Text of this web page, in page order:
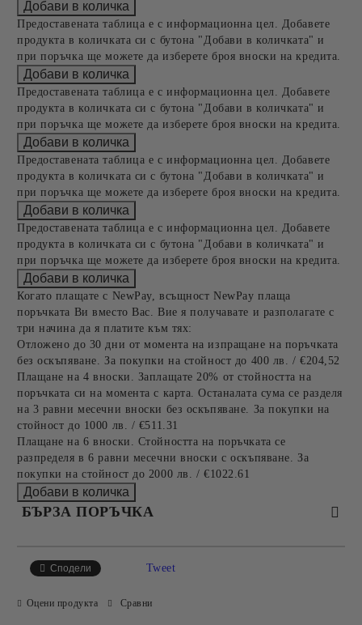
Предоставената таблица е с информационна цел. Добавете
продукта в количката си с бутона "Добави в количката" и
при поръчка ще можете да изберете броя вноски на кредита.
Предоставената таблица е с информационна цел. Добавете
продукта в количката си с бутона "Добави в количката" и
при поръчка ще можете да изберете броя вноски на кредита.
Предоставената таблица е с информационна цел. Добавете
продукта в количката си с бутона "Добави в количката" и
при поръчка ще можете да изберете броя вноски на кредита.
Предоставената таблица е с информационна цел. Добавете
продукта в количката си с бутона "Добави в количката" и
при поръчка ще можете да изберете броя вноски на кредита.
Когато плащате с NewPay, всъщност NewPay плаща
поръчката Ви вместо Вас. Вие я получавате и разполагате с
три начина да я платите към тях:
Отложено до 30 дни от момента на изпращане на поръчката
без оскъпяване. За покупки на стойност до 400 лв. / €204,52
Плащане на 4 вноски. Заплащате 20% от стойността на
поръчката си на момента с карта. Останалата сума се разделя
на 3 равни месечни вноски без оскъпяване. За покупки на
стойност до 1000 лв. / €511.31
Плащане на 6 вноски. Стойността на поръчката се
разпределя в 6 равни месечни вноски с оскъпяване. За
покупки на стойност до 2000 лв. / €1022.61
БЪРЗА ПОРЪЧКА
Сподели
Tweet
Оцени продукта Сравни